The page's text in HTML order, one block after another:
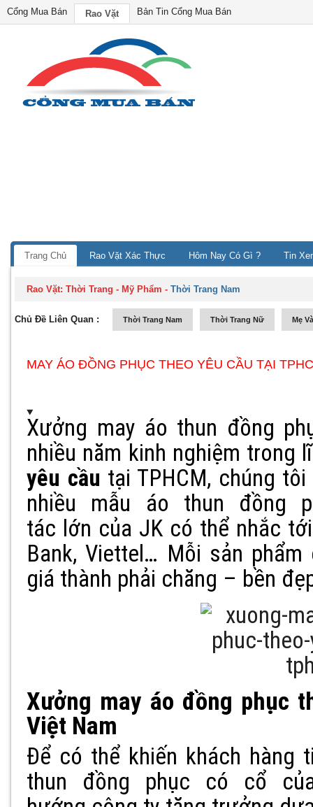
Cổng Mua Bán Rao Vặt Bản Tin Cổng Mua Bán
Trang Chủ Rao Vặt Xác Thực Hôm Nay Có Gì ? Tin
Rao Vặt:Thời Trang - Mỹ Phẩm -Thời Trang Nam
Chủ Đề Liên Quan : Thời Trang Nam Thời Trang Nữ Mẹ
MAY ÁO ĐỒNG PHỤC THEO YÊU CẦU TẠI
Xưởng may áo thun đồng
nhiều năm kinh nghiệm trong
yêu cầu tại TPHCM, chúng
nhiều mẫu áo thun đồng
tác lớn của JK có thể nhắc
Bank, Viettel… Mỗi sản
giá thành phải chăng – bền
Xưởng may áo đồng phục
Việt Nam
Để có thể khiến khách hàng
thun đồng phục có cổ